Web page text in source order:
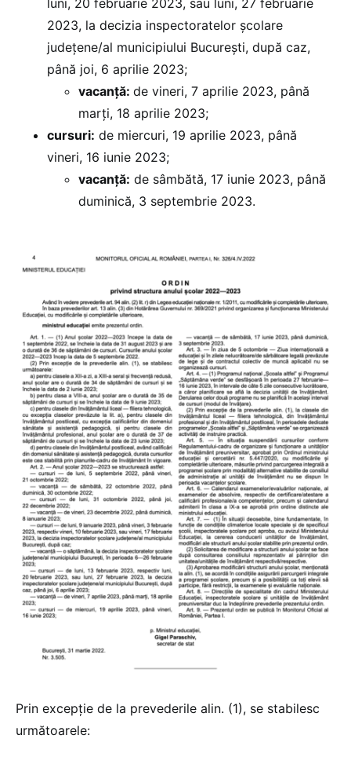
2023, la decizia inspectoratelor școlare
județene/al municipiului București, după caz,
până joi, 6 aprilie 2023;
vacanță: de vineri, 7 aprilie 2023, până
marți, 18 aprilie 2023;
cursuri: de miercuri, 19 aprilie 2023, până
vineri, 16 iunie 2023;
vacanță: de sâmbătă, 17 iunie 2023, până
duminică, 3 septembrie 2023.
Prin excepție de la prevederile alin. (1), se stabilesc
următoarele: